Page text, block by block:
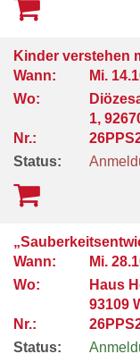
Kinder verstehen
Wann:
Mi.
Wo:
1,
Nr.:
Status:
Wann:
Mi.
Wo:
Haus
93109
Nr.:
Status: